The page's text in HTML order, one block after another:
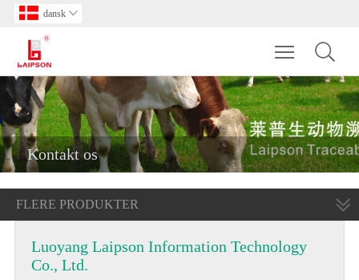
dansk 
Toggle
Kontakt os
FLERE PRODUKTER
Luoyang Laipson Information Technology
Co., Ltd.